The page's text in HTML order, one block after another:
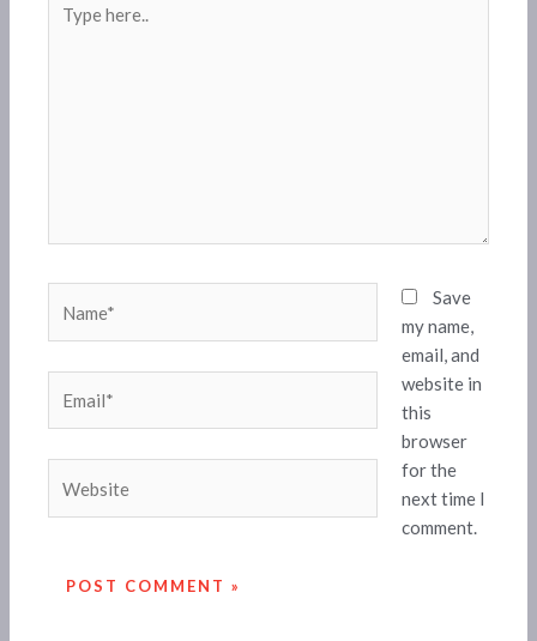
here..
Save
my name,
email, and
website in
this
browser
for the
next time I
comment.